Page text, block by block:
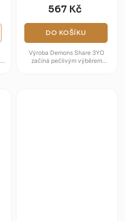
567 Kč
DO KOŠÍKU
Výroba Demons Share 3YO
začíná pečlivým výběrem